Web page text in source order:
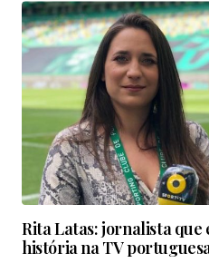
Rita Latas: jornalista que
história na TV